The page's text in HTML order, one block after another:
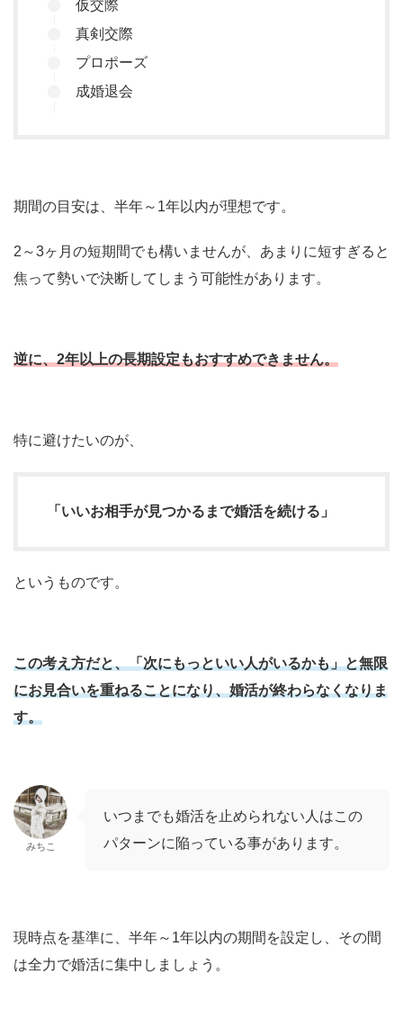
仮交際
真剣交際
プロポーズ
成婚退会
期間の目安は、半年～1年以内が理想です。
2～3ヶ月の短期間でも構いませんが、あまりに短すぎると
焦って勢いで決断してしまう可能性があります。
逆に、2年以上の長期設定もおすすめできません。
特に避けたいのが、
「いいお相手が見つかるまで婚活を続ける」
というものです。
この考え方だと、「次にもっといい人がいるかも」と無限
にお見合いを重ねることになり、婚活が終わらなくなりま
す。
みちこ
いつまでも婚活を止められない人はこの
パターンに陥っている事があります。
現時点を基準に、半年～1年以内の期間を設定し、その間
は全力で婚活に集中しましょう。